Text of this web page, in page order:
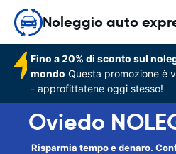
Noleggio auto
Fino a 20% di sconto sul
mondo Questa promozione è
- approfittatene oggi stesso!
Oviedo
Risparmia tempo e denaro.